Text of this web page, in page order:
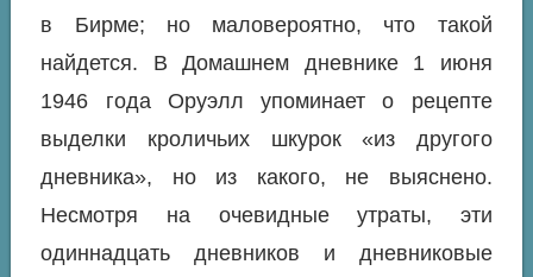
в Бирме; но маловероятно, что такой
найдется. В Домашнем дневнике 1 июня
1946 года Оруэлл упоминает о рецепте
выделки кроличьих шкурок «из другого
дневника», но из какого, не выяснено.
Несмотря на очевидные утраты, эти
одиннадцать дневников и дневниковые